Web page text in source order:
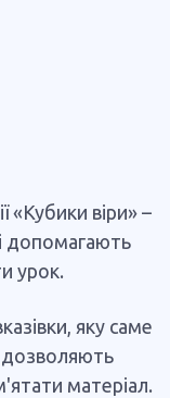
«Кубики віри» –
допомагають
урок.
яку саме
дозволяють
матеріал.